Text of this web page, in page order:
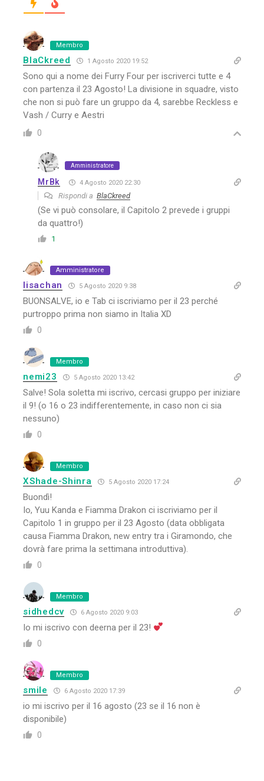
Membro
BlaCkreed 1 Agosto 2020 19:52
Sono qui a nome dei Furry Four per iscriverci tutte e 4
con partenza il 23 Agosto! La divisione in squadre, visto
che non si può fare un gruppo da 4, sarebbe Reckless e
Vash / Curry e Aestri
0
Amministratore
MrBk 4 Agosto 2020 22:30
Rispondi aBlaCkreed
(Se vi può consolare, il Capitolo 2 prevede i gruppi
da quattro!)
1
Amministratore
lisachan 5 Agosto 2020 9:38
BUONSALVE, io e Tab ci iscriviamo per il 23 perché
purtroppo prima non siamo in Italia XD
0
Membro
nemi23 5 Agosto 2020 13:42
Salve! Sola soletta mi iscrivo, cercasi gruppo per iniziare
il 9! (o 16 o 23 indifferentemente, in caso non ci sia
nessuno)
0
Membro
XShade-Shinra 5 Agosto 2020 17:24
Buondì!
Io, Yuu Kanda e Fiamma Drakon ci iscriviamo per il
Capitolo 1in gruppo per il 23 Agosto (data obbligata
causa Fiamma Drakon, new entry tra i Giramondo, che
dovrà fare prima la settimana introduttiva).
0
Membro
sidhedcv 6 Agosto 2020 9:03
Io mi iscrivo con deerna per il 23!
0
Membro
smile 6 Agosto 2020 17:39
io mi iscrivo per il 16 agosto (23 se il 16 non è
disponibile)
0